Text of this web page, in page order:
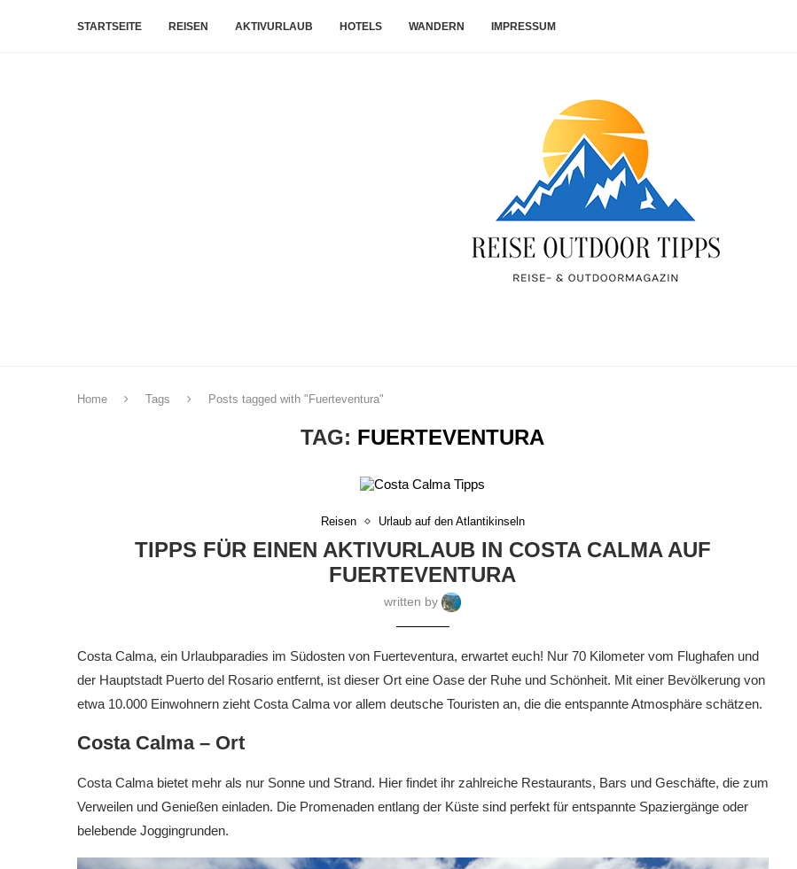
STARTSEITE REISEN AKTIVURLAUB HOTELS WANDERN IMPRESSUM
Home Tags Posts tagged with "Fuerteventura"
TAG: FUERTEVENTURA
Reisen Urlaub auf den Atlantikinseln
TIPPS FÜR EINEN AKTIVURLAUB IN COSTA CALMA AUF
FUERTEVENTURA
written by
Costa Calma, ein Urlaubparadies im Südosten von Fuerteventura, erwartet euch! Nur 70 Kilometer vom Flughafen und
der Hauptstadt Puerto del Rosario entfernt, ist dieser Ort eine Oase der Ruhe und Schönheit. Mit einer Bevölkerung von
etwa 10.000 Einwohnern zieht Costa Calma vor allem deutsche Touristen an, die die entspannte Atmosphäre schätzen.
Costa Calma – Ort
Costa Calma bietet mehr als nur Sonne und Strand. Hier findet ihr zahlreiche Restaurants, Bars und Geschäfte, die zum
Verweilen und Genießen einladen. Die Promenaden entlang der Küste sind perfekt für entspannte Spaziergänge oder
belebende Joggingrunden.